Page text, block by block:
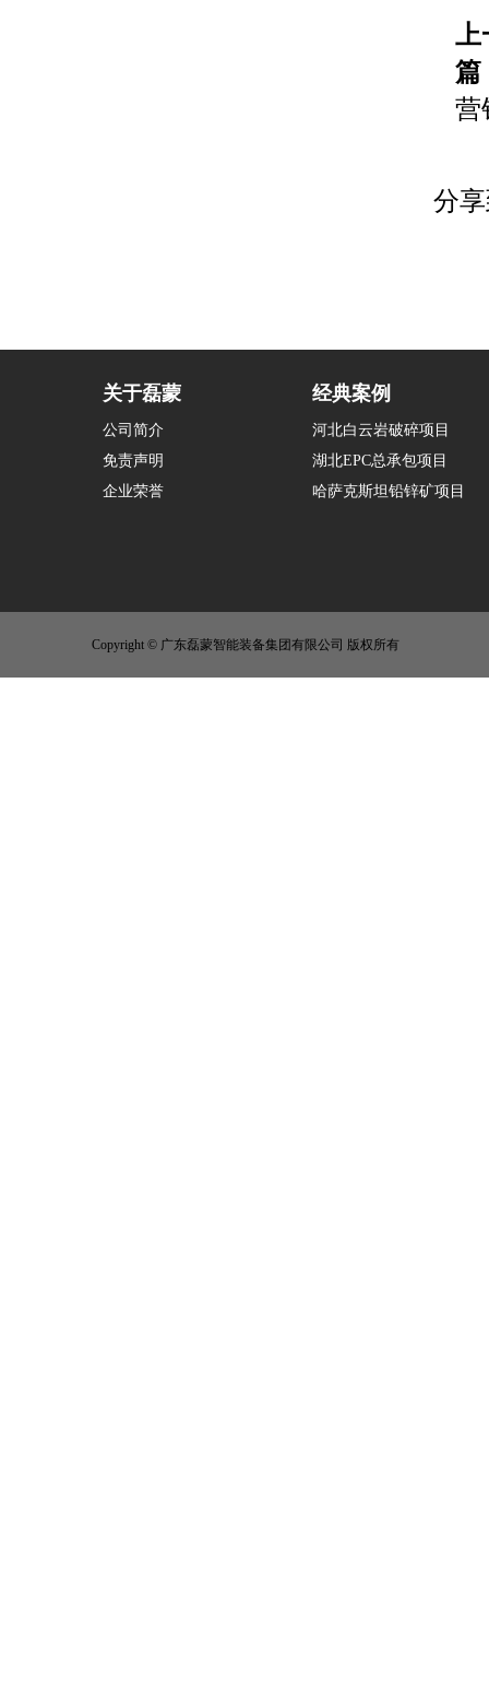
上
篇
营
分
关于磊蒙
公司简介
免责声明
企业荣誉
经典案例
河北白云岩破碎项目
湖北EPC总承包项目
哈萨克斯坦铅锌矿项目
Copyright © 广东磊蒙智能装备集团有限公司 版权所有